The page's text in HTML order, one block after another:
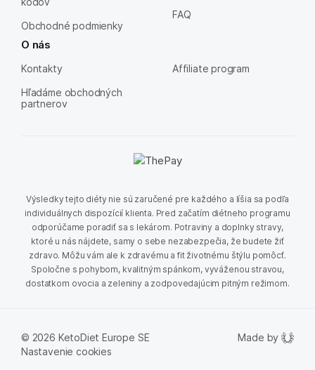
Obchodné podmienky
FAQ
O nás
Kontakty
Hľadáme obchodných
partnerov
Affiliate program
Výsledky tejto diéty nie sú zaručené pre každého a líšia sa podľa
individuálnych dispozícií klienta. Pred začatím diétneho programu
odporúčame poradiť sa s lekárom. Potraviny a doplnky stravy,
ktoré u nás nájdete, samy o sebe nezabezpečia, že budete žiť
zdravo. Môžu vám ale k zdravému a fit životnému štýlu pomôcť.
Spoločne s pohybom, kvalitným spánkom, vyváženou stravou,
dostatkom ovocia a zeleniny a zodpovedajúcim pitným režimom.
© 2026 KetoDiet Europe SE
Nastavenie cookies
Made by